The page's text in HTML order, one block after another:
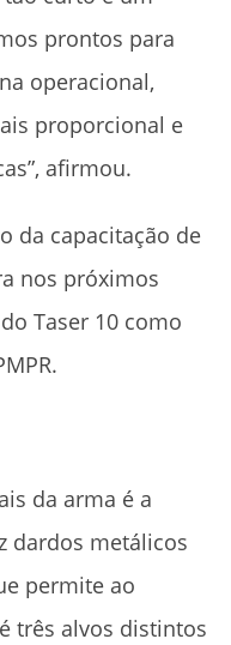
prontos para
operacional,
proporcional e
afirmou.
da capacitação de
nos próximos
Taser 10 como
da arma é a
dardos metálicos
permite ao
três alvos distintos